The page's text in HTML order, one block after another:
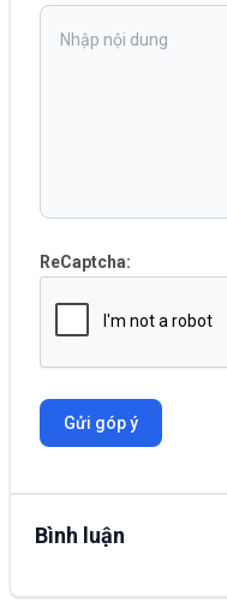
ReCaptcha:
Gửi góp ý
Bình luận